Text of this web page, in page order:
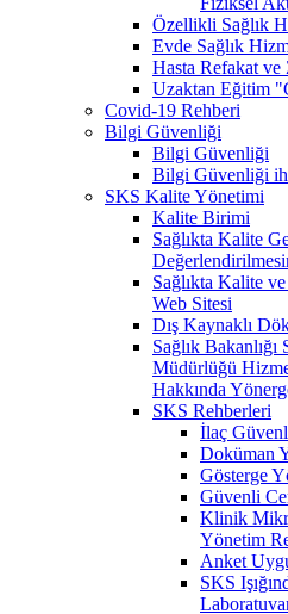
Özellikli Sağlık
Evde Sağlık
Hasta Refakat ve
Uzaktan Eğitim
Covid-19 Rehberi
Bilgi Güvenliği
Bilgi Güvenliği
Bilgi Güvenliği
SKS Kalite Yönetimi
Kalite Birimi
Sağlıkta Kalite
Sağlıkta Kalite
Web Sitesi
Dış Kaynaklı
Sağlık
Müdürlüğü
Hakkında
SKS Rehberleri
İlaç
Doküman
Gösterge
Güvenli
Klinik
Yönetim
Anket
SKS